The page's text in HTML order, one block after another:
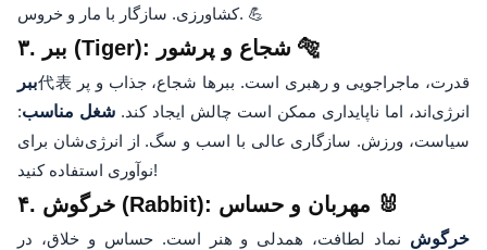
کشاورزی. سازگار با مار و خروس. 💪
۳. ببر (Tiger): شجاع و پرشور 🐅
ببر代表 قدرت، ماجراجویی و رهبری است. ببرها شجاع، جذاب و پر
انرژی‌اند، اما ناپایداری ممکن است چالش ایجاد کند. شغل مناسب:
سیاست، ورزش. سازگاری عالی با اسب و سگ. از انرژی‌شان برای
نوآوری استفاده کنید!
۴. خرگوش (Rabbit): مهربان و حساس 🐰
خرگوش نماد لطافت، همدلی و هنر است. حساس و خلاق، در